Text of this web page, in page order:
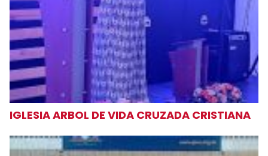
IGLESIA ARBOL DE VIDA CRUZADA CRISTIANA